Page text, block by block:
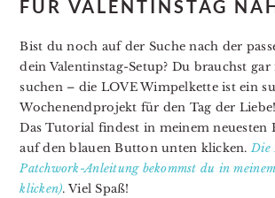
FÜR VALENTINSTAG
Bist du noch auf der Suche nach der
dein Valentinstag-Setup? Du brauchst
suchen – die LOVE Wimpelkette ist ein
Wochenendprojekt für den Tag der Liebe!
Das Tutorial findest in meinem neuesten
auf den blauen Button unten klicken.Die
Patchwork-Anleitung bekommst du in
klicken). Viel Spaß!